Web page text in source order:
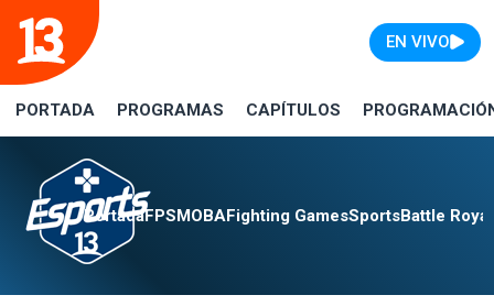
PORTADA PROGRAMAS CAPÍTULOS
EN VIVO
PortadaFPSMOBAFighting GamesSportsBattle